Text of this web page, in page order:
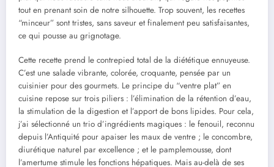
tout en prenant soin de notre silhouette. Trop souvent, les recettes
“minceur” sont tristes, sans saveur et finalement peu satisfaisantes,
ce qui pousse au grignotage.
Cette recette prend le contrepied total de la diététique ennuyeuse.
C’est une salade vibrante, colorée, croquante, pensée par un
cuisinier pour des gourmets. Le principe du “ventre plat” en
cuisine repose sur trois piliers : l’élimination de la rétention d’eau,
la stimulation de la digestion et l’apport de bons lipides. Pour cela,
j’ai sélectionné un trio d’ingrédients magiques : le fenouil, reconnu
depuis l’Antiquité pour apaiser les maux de ventre ; le concombre,
diurétique naturel par excellence ; et le pamplemousse, dont
l’amertume stimule les fonctions hépatiques. Mais au-delà de ses